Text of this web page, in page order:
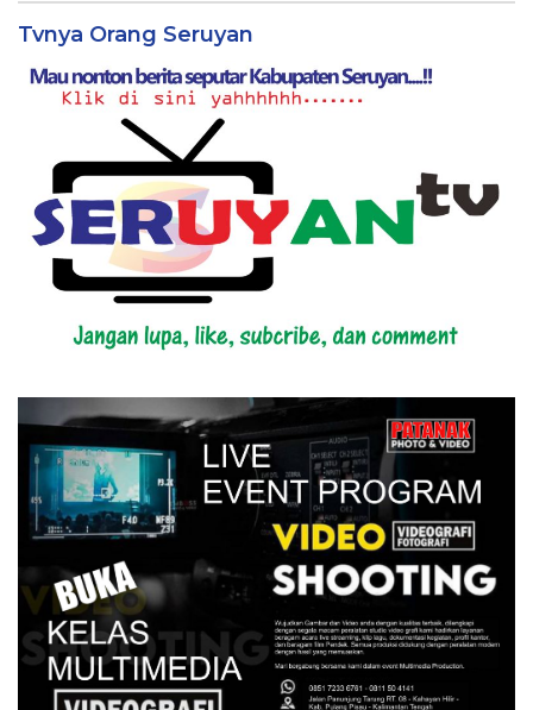
Tvnya Orang Seruyan